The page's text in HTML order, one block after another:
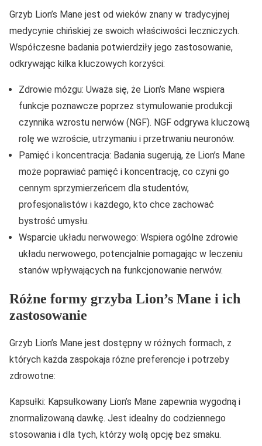
Grzyb Lion’s Mane jest od wieków znany w tradycyjnej
medycynie chińskiej ze swoich właściwości leczniczych.
Współczesne badania potwierdziły jego zastosowanie,
odkrywając kilka kluczowych korzyści:
Zdrowie mózgu: Uważa się, że Lion’s Mane wspiera
funkcje poznawcze poprzez stymulowanie produkcji
czynnika wzrostu nerwów (NGF). NGF odgrywa kluczową
rolę we wzroście, utrzymaniu i przetrwaniu neuronów.
Pamięć i koncentracja: Badania sugerują, że Lion’s Mane
może poprawiać pamięć i koncentrację, co czyni go
cennym sprzymierzeńcem dla studentów,
profesjonalistów i każdego, kto chce zachować
bystrość umysłu.
Wsparcie układu nerwowego: Wspiera ogólne zdrowie
układu nerwowego, potencjalnie pomagając w leczeniu
stanów wpływających na funkcjonowanie nerwów.
Różne formy grzyba Lion’s Mane i ich
zastosowanie
Grzyb Lion’s Mane jest dostępny w różnych formach, z
których każda zaspokaja różne preferencje i potrzeby
zdrowotne:
Kapsułki: Kapsułkowany Lion’s Mane zapewnia wygodną i
znormalizowaną dawkę. Jest idealny do codziennego
stosowania i dla tych, którzy wolą opcję bez smaku.